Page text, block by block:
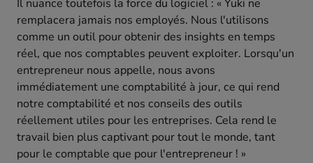
Il nuance toutefois la force du logiciel : « Yuki ne
remplacera jamais nos employés. Nous l'utilisons
comme un outil pour obtenir des insights en temps
réel, que nos comptables peuvent exploiter. Lorsqu'un
entrepreneur nous appelle, nous avons
immédiatement une comptabilité à jour, ce qui rend
notre comptabilité et nos conseils des outils
réellement utiles pour les entreprises. Cela rend le
travail bien plus captivant pour tout le monde, tant
pour le comptable que pour l'entrepreneur ! »